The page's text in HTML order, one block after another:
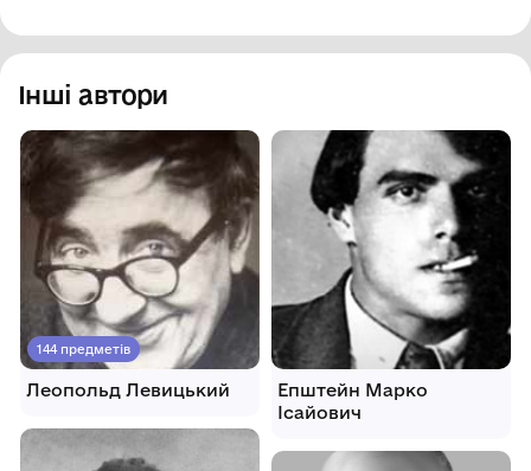
Інші автори
144 предметів
Леопольд Левицький
Епштейн Марко
Ісайович